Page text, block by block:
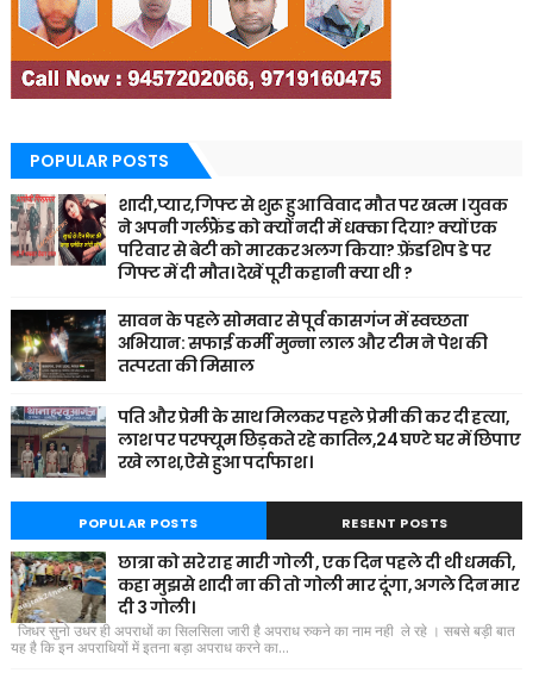
POPULAR POSTS
शादी,प्यार,गिफ्ट से शुरू हुआ विवाद मौत पर खत्म । युवक
ने अपनी गर्लफ्रैंड को क्यों नदी में धक्का दिया? क्यों एक
परिवार से बेटी को मारकर अलग किया? फ़्रेंडशिप डे पर
गिफ्ट में दी मौत। देखें पूरी कहानी क्या थी ?
सावन के पहले सोमवार से पूर्व कासगंज में स्वच्छता
अभियान: सफाई कर्मी मुन्ना लाल और टीम ने पेश की
तत्परता की मिसाल
पति और प्रेमी के साथ मिलकर पहले प्रेमी की कर दी हत्या,
लाश पर परफ्यूम छिड़कते रहे कातिल,24 घण्टे घर में छिपाए
रखे लाश,ऐसे हुआ पर्दाफाश ।
POPULAR POSTS RESENT POSTS
छात्रा को सरे राह मारी गोली , एक दिन पहले दी थी धमकी,
कहा मुझसे शादी ना की तो गोली मार दूंगा, अगले दिन मार
दी 3 गोली।
जिधर सुनो उधर ही अपराधों का सिलसिला जारी है अपराध रुकने का नाम नही ले रहे । सबसे बड़ी बात
यह है कि इन अपराधियों में इतना बड़ा अपराध करने का...